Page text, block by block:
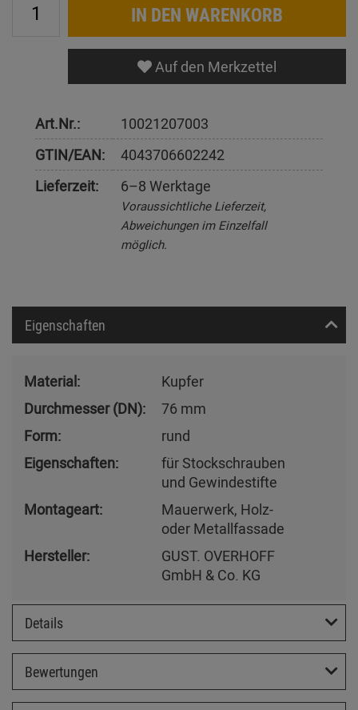
IN DEN WARENKORB
Auf den Merkzettel
Art.Nr.:
10021207003
GTIN/EAN:
4043706602242
Lieferzeit:
6–8 Werktage
Voraussichtliche Lieferzeit,
Abweichungen im Einzelfall
möglich.
Eigenschaften
Material:
Kupfer
Durchmesser (DN):
76 mm
Form:
rund
Eigenschaften:
für Stockschrauben
und Gewindestifte
Montageart:
Mauerwerk, Holz-
oder Metallfassade
Hersteller:
GUST. OVERHOFF
GmbH & Co. KG
Details
Bewertungen